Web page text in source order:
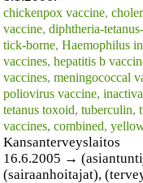
chickenpox vaccine,
vaccine, diphtheria-
tick-borne, Haemophilus
vaccines, hepatitis b
vaccines, meningococcal
poliovirus vaccine,
tetanus toxoid, tuberculin,
vaccines, combined,
Kansanterveyslaitos
16.6.2005 →
(sairaanhoitajat),